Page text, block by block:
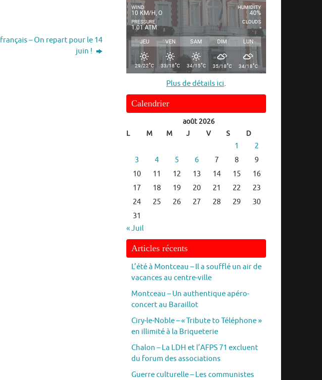
– On repart pour le 14
juin !
WIND
10 KM/H, O
PRESSURE
1.01 ATM
HUMIDITY
40%
CLOUDS
-
JEU VEN SAM DIM LUN
29/22°C 33/18°C 34/15°C 35/18°C 34/18°C
Plus de détails ici.
Calendrier
août 2026
L
M M J V S D
1
2
3
4 5 6 7 8
9
10
11 12 13 14 15
16
17
18 19 20 21 22
23
24
25 26 27 28 29
30
31
« Juil
Articles récents
L’été à Montceau – Il a soufflé un air de
vacances au centre-ville
Montceau – Un authentique apéro-
concert au Baraillot
Ciry-le-Noble – « Tribute to Téléphone »
en illimité à la Briqueterie
Chalon – La LDH et l’AFPS 71 excluent
du forum des associations
Guerre culturelle – Les communistes